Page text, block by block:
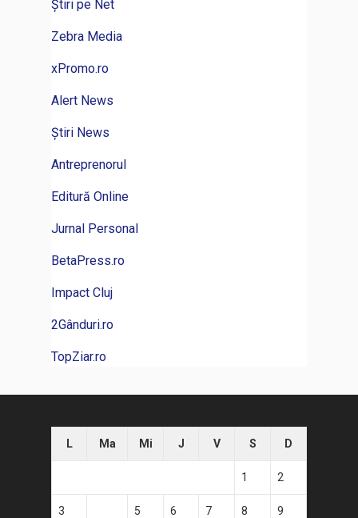
Știri pe Net
Zebra Media
xPromo.ro
Alert News
Știri News
Antreprenorul
Editură Online
Jurnal Personal
BetaPress.ro
Impact Cluj
2Gânduri.ro
TopZiar.ro
L Ma Mi J V S D
1 2
3 5 6 7 8 9